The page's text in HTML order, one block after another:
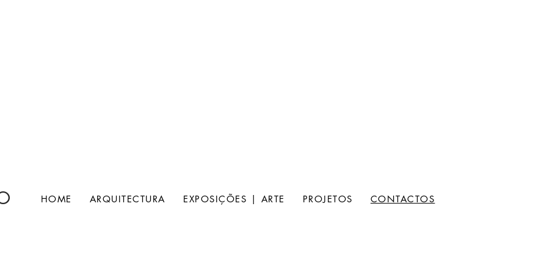
HOME ARQUITECTURA EXPOSIÇÕES | ARTE PROJETOS CONTACTOS